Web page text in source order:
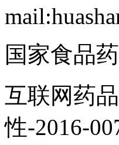
国家食品
互联网药
性-2016-